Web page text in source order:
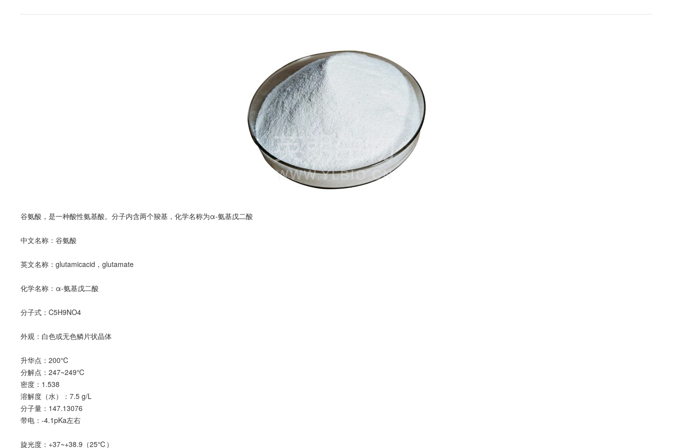
谷氨酸，是一种酸性氨基酸。分子内含两个羧基，化学名称为α-氨基戊二酸
中文名称：谷氨酸
英文名称：glutamicacid，glutamate
化学名称：α-氨基戊二酸
分子式：C5H9NO4
外观：白色或无色鳞片状晶体
升华点：200℃
分解点：247~249℃
密度：1.538
溶解度（水）：7.5 g/L
分子量：147.13076
带电：-4.1pKa左右
旋光度：+37~+38.9（25℃）